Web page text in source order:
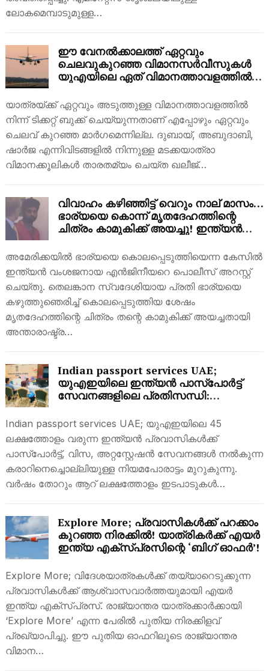
ലോകമെമ്പാടുമുള്ള…
ഈ വേനൽക്കാലത്ത് ഏറ്റവും
ചെലവുകുറഞ്ഞ വിമാനസർവീസുകൾ
യുഎയിലെ ഏത് വിമാനത്താവളത്തിൽ
യാത്രയ്ക്ക് ഏറ്റവും അടുത്തുള്ള വിമാനത്താവളത്തിൽ
നിന്ന് ടിക്കറ്റ് ബുക്ക് ചെയ്യുന്നതാണ് എപ്പോഴും ഏറ്റവും
ചെലവ് കുറഞ്ഞ മാർഗമെന്നില്ല. ദുബായ്, അബുദാബി,
ഷാർജ എന്നിവിടങ്ങളിൽ നിന്നുള്ള മടക്കയാത്രാ
വിമാനക്കൂലികൾ താരതമ്യം ചെയ്ത ഖലീജ്…
വിവാഹം കഴിഞ്ഞിട്ട് വെറും നാല് മാസം…
ഭാര്യയെ കൊന്ന് മൃതദേഹത്തിന്റെ
ചിത്രം കാമുകിക്ക് അയച്ചു! ഇന്ത്യൻ
അമേരിക്കയിൽ ഭാര്യയെ കൊലപ്പെടുത്തിയെന്ന കേസിൽ
ഇന്ത്യൻ വംശജനായ എൻജിനീയറെ പൊലീസ് അറസ്റ്റ്
ചെയ്തു. തെലങ്കാന സ്വദേശിയായ പ്രതി ഭാര്യയെ
കഴുത്തുഞെരിച്ച് കൊലപ്പെടുത്തിയ ശേഷം
മൃതദേഹത്തിന്റെ ചിത്രം തന്റെ കാമുകിക്ക് അയച്ചതായി
അന്താരാഷ്ട്ര…
Indian passport services UAE;
യുഎഇയിലെ ഇന്ത്യൻ പാസ്‌പോർട്ട്
സേവനങ്ങളിലെ പ്രതിസന്ധി:
പ്രധാന കാര്യങ്ങൾ
Indian passport services UAE; യുഎഇയിലെ 45
ലക്ഷത്തോളം വരുന്ന ഇന്ത്യൻ പ്രവാസികൾക്ക്
പാസ്‌പോർട്ട്, വിസ, അറ്റസ്റ്റേഷൻ സേവനങ്ങൾ നൽകുന്ന
കരാറിനെച്ചൊല്ലിയുള്ള നിയമപോരാട്ടം മുറുകുന്നു.
വർഷം തോറും ആറ് ലക്ഷത്തോളം ഇടപാടുകൾ…
Explore More; പ്രവാസികൾക്ക് പറക്കാം
കുറഞ്ഞ നിരക്കിൽ! യാത്രികർക്ക് എയർ
ഇന്ത്യ എക്‌സ്പ്രസിന്റെ ‘ബിഗ് ഓഫർ’!
Explore More; വിദേശയാത്രകൾക്ക് തയ്യാറെടുക്കുന്ന
പ്രവാസികൾക്ക് ആശ്വാസവാർത്തയുമായി എയർ
ഇന്ത്യ എക്‌സ്പ്രസ്. രാജ്യാന്തര യാത്രക്കാർക്കായി
‘Explore More’ എന്ന പേരിൽ പുതിയ നിരക്കിളവ്
പ്രഖ്യാപിച്ചു. ഈ പുതിയ ഓഫറിലൂടെ രാജ്യാന്തര
വിമാന…